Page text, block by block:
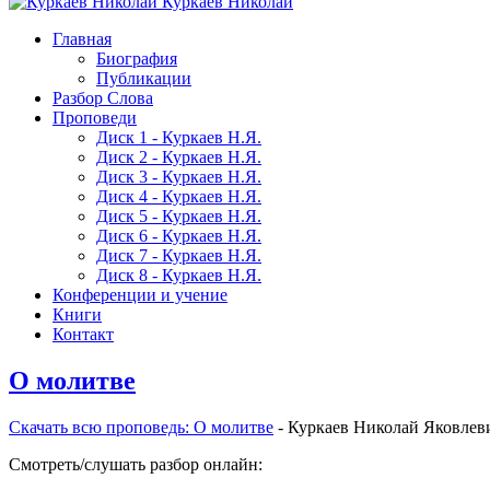
Главная
Биография
Публикации
Разбор Слова
Проповеди
Диск 1 - Куркаев Н.Я.
Диск 2 - Куркаев Н.Я.
Диск 3 - Куркаев Н.Я.
Диск 4 - Куркаев Н.Я.
Диск 5 - Куркаев Н.Я.
Диск 6 - Куркаев Н.Я.
Диск 7 - Куркаев Н.Я.
Диск 8 - Куркаев Н.Я.
Конференции и учение
Книги
Контакт
О молитве
Скачать вcю проповедь: О молитве - Куркаев Николай
Смотреть/слушать разбор онлайн: